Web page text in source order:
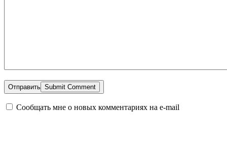
Отправить
Сообщать мне о новых комментариях на e-mail